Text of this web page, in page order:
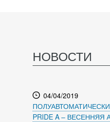
НОВОСТИ
04/04/2019
PRIDE A – ВЕСЕННЯЯ